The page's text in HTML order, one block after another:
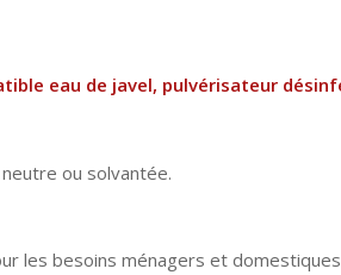
eau de javel, pulvérisateur
ou solvantée.
les besoins ménagers et